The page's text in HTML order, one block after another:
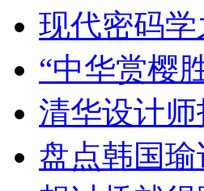
现代密码
“中华赏樱
清华设计
盘点韩国